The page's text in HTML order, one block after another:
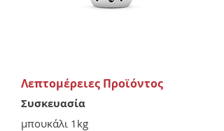
Λεπτομέρειες Προϊόντος
Συσκευασία
μπουκάλι 1kg